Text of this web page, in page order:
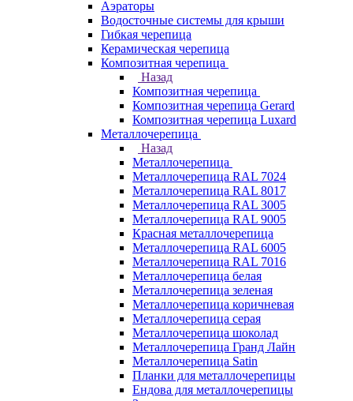
Аэраторы
Водосточные системы для крыши
Гибкая черепица
Керамическая черепица
Композитная черепица
Назад
Композитная черепица
Композитная черепица Gerard
Композитная черепица Luxard
Металлочерепица
Назад
Металлочерепица
Металлочерепица RAL 7024
Металлочерепица RAL 8017
Металлочерепица RAL 3005
Металлочерепица RAL 9005
Красная металлочерепица
Металлочерепица RAL 6005
Металлочерепица RAL 7016
Металлочерепица белая
Металлочерепица зеленая
Металлочерепица коричневая
Металлочерепица серая
Металлочерепица шоколад
Металлочерепица Гранд Лайн
Металлочерепица Satin
Планки для металлочерепицы
Ендова для металлочерепицы